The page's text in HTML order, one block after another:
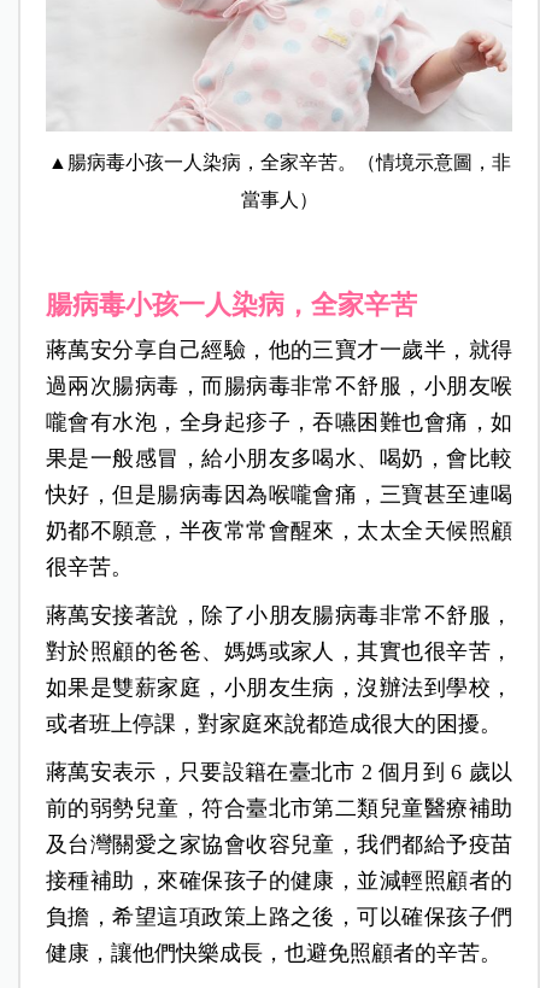
▲腸病毒小孩一人染病，全家辛苦。（情境示意圖，非
當事人）
腸病毒小孩一人染病，全家辛苦
蔣萬安分享自己經驗，他的三寶才一歲半，就得
過兩次腸病毒，而腸病毒非常不舒服，小朋友喉
嚨會有水泡，全身起疹子，吞嚥困難也會痛，如
果是一般感冒，給小朋友多喝水、喝奶，會比較
快好，但是腸病毒因為喉嚨會痛，三寶甚至連喝
奶都不願意，半夜常常會醒來，太太全天候照顧
很辛苦。
蔣萬安接著說，除了小朋友腸病毒非常不舒服，
對於照顧的爸爸、媽媽或家人，其實也很辛苦，
如果是雙薪家庭，小朋友生病，沒辦法到學校，
或者班上停課，對家庭來說都造成很大的困擾。
蔣萬安表示，只要設籍在臺北市 2 個月到 6 歲以
前的弱勢兒童，符合臺北市第二類兒童醫療補助
及台灣關愛之家協會收容兒童，我們都給予疫苗
接種補助，來確保孩子的健康，並減輕照顧者的
負擔，希望這項政策上路之後，可以確保孩子們
健康，讓他們快樂成長，也避免照顧者的辛苦。